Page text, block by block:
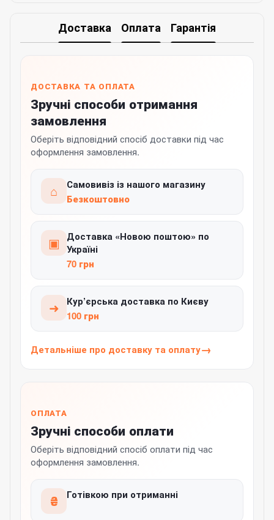
Доставка Оплата Гарантія
ДОСТАВКА ТА ОПЛАТА
Зручні способи отримання
замовлення
Оберіть відповідний спосіб доставки під час
оформлення замовлення.
⌂
Самовивіз із нашого магазину
Безкоштовно
▣
Доставка «Новою поштою» по
Україні
70 грн
➜
Кур’єрська доставка по Києву
100 грн
Детальніше про доставку та оплату
ОПЛАТА
Зручні способи оплати
Оберіть відповідний спосіб оплати під час
оформлення замовлення.
₴ Готівкою при отриманні